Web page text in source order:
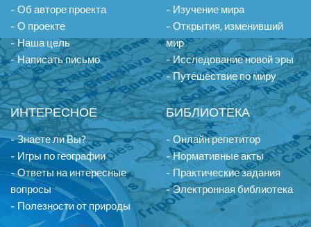
- Об авторе проекта
- О проекте
- Наша цель
- Написать письмо
- Изучение мира
- Открытия, изменивший
мир
- Исследование новой эры
- Путешествие по миру
ИНТЕРЕСНОЕ
- Знаете ли Вы?
- Игры по географии
- Ответы на интересные
вопросы
- Полезности от природы
БИБЛИОТЕКА
- Онлайн репетитор
- Нормативные акты
- Практические задания
- Электронная библиотека